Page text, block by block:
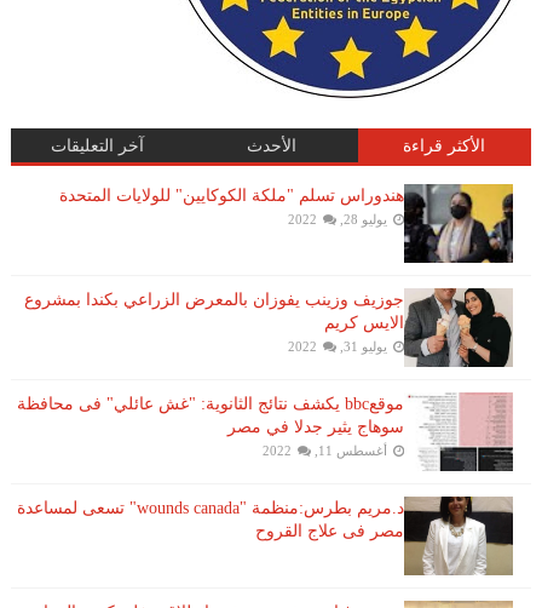
الأكثر قراءة الأحدث آخر التعليقات
هندوراس تسلم "ملكة الكوكايين" للولايات المتحدة
يوليو 28, 2022
جوزيف وزينب يفوزان بالمعرض الزراعي بكندا بمشروع
الايس كريم
يوليو 31, 2022
موقعbbc يكشف نتائج الثانوية: "غش عائلي" فى محافظة
سوهاج يثير جدلا في مصر
أغسطس 11, 2022
د.مريم بطرس:منظمة "wounds canada" تسعى لمساعدة
مصر فى علاج القروح